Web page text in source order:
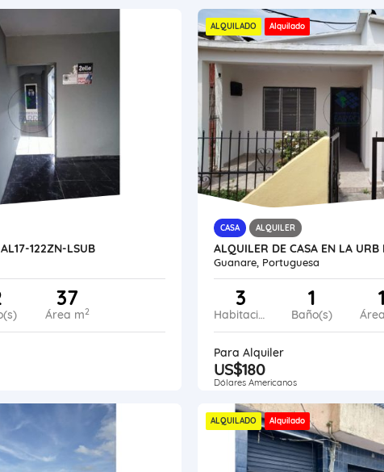
122ZN-LSUB
37
Área m2
ALQUILADO Alquilado
CASA ALQUILER
Guanare, Portuguesa
3
Habitaciones
1
Baño(s)
1
Para Alquiler
US$180
Dólares Americanos
ALQUILADO Alquilado